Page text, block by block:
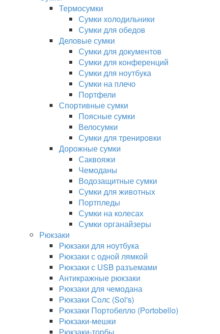
Термосумки
Сумки холодильники
Сумки для обедов
Деловые сумки
Сумки для документов
Сумки для конференций
Сумки для ноутбука
Сумки на плечо
Портфели
Спортивные сумки
Поясные сумки
Велосумки
Сумки для тренировки
Дорожные сумки
Саквояжи
Чемоданы
Водозащитные сумки
Сумки для животных
Портпледы
Сумки на колесах
Сумки органайзеры
Рюкзаки
Рюкзаки для ноутбука
Рюкзаки с одной лямкой
Рюкзаки с USB разъемами
Антикражные рюкзаки
Рюкзаки для чемодана
Рюкзаки Солс (Sol's)
Рюкзаки Портобелло (Portobello)
Рюкзаки-мешки